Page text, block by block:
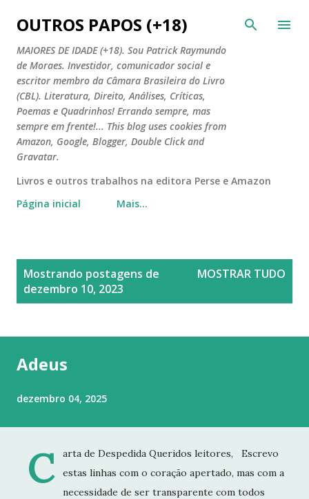
Pular para o conteúdo principal
OUTROS PAPOS (+18)
MAIORES DE IDADE (+18). Sou Patrick Raymundo
de Moraes. Investidor, comunicador social e
escritor membro da Câmara Brasileira do Livro
(CBL). Literatura, Direito, Análises, Críticas,
Poemas e Quadrinhos! Errando sempre, mas
sempre em frente!... This blog uses cookies from
Amazon, Google, Blogger, Double Click and
Gravatar.
Livros e outros trabalhos na editora Perse e Amazon
Página inicial
Mais…
Mostrando postagens de
dezembro 10, 2023
MOSTRAR TUDO
Adeus
dezembro 04, 2025
C
arta de Despedida Queridos leitores, Escrevo
estas linhas com o coração apertado, mas com a
necessidade de ser transparente com todos